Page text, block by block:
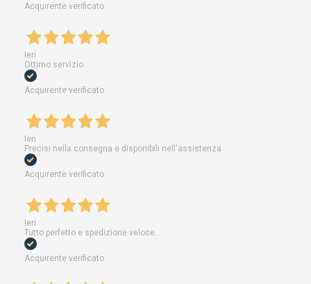
Acquirente verificato
Ieri
Ottimo servizio
Acquirente verificato
Ieri
Precisi nella consegna e disponibili nell'assistenza
Acquirente verificato
Ieri
Tutto perfetto e spedizione veloce.
Acquirente verificato